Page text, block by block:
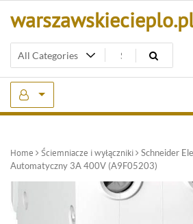
Home Ściemniacze i wyłączniki
Schneider
Automatyczny 3A 400V (A9F05203)